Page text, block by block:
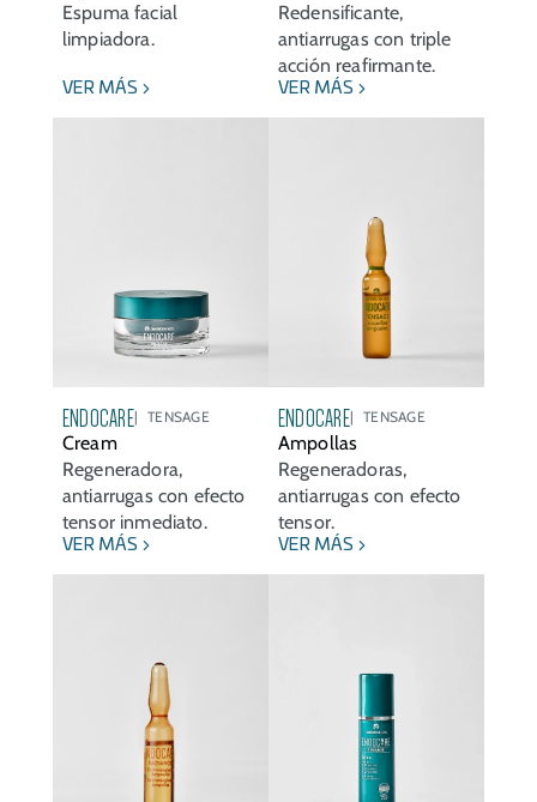
Espuma facial
limpiadora.
VER MÁS
Redensificante,
antiarrugas con triple
acción reafirmante.
VER MÁS
ENDOCARE TENSAGE
Cream
Regeneradora,
antiarrugas con efecto
tensor inmediato.
VER MÁS
ENDOCARE TENSAGE
Ampollas
Regeneradoras,
antiarrugas con efecto
tensor.
VER MÁS